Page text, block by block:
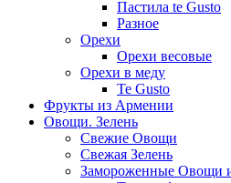
Пастила te Gusto
Разное
Орехи
Орехи весовые
Орехи в меду
Te Gusto
Фрукты из Армении
Овощи. Зелень
Свежие Овощи
Свежая Зелень
Замороженные Овощи